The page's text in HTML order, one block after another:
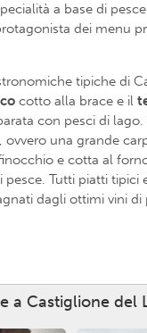
a base di
dei menu
tipiche di
cotto alla brace e il
con pesci di lago.
ovvero una grande
e cotta al
pesce. Tutti piatti tipici
dagli ottimi vini di
a Castiglione del